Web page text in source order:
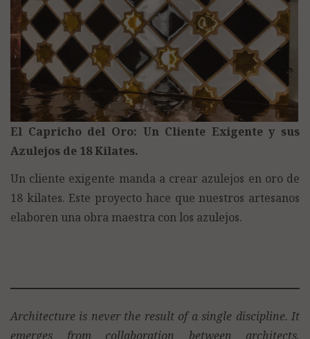
El Capricho del Oro: Un Cliente Exigente y sus
Azulejos de 18 Kilates.
Un cliente exigente manda a crear azulejos en oro de
18 kilates. Este proyecto hace que nuestros artesanos
elaboren una obra maestra con los azulejos.
Architecture is never the result of a single discipline. It
emerges from collaboration between architects,